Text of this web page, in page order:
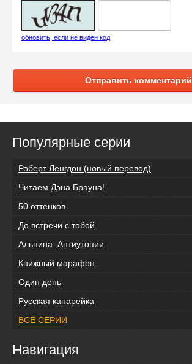
обновить, если не виден код
Отправить комментарий
Популярные серии
Роберт Ленгдон (новый перевод)
Читаем Дэна Брауна!
50 оттенков
До встречи с тобой
Альпина. Антиутопии
Книжный марафон
Один день
Русская канарейка
ВСЕ СЕРИИ
Навигация